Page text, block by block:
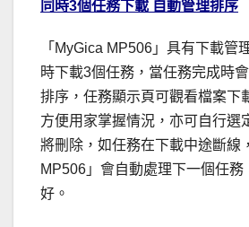
同時3個任務下載 自動管理排序
「MyGica MP506」具有下載管
時下載3個任務，當任務完成時
排序，任務顯示頁可觀看檔案下
方便用家掌握情況，亦可自行選
將刪除，如任務在下載中途斷線
MP506」會自動處理下一個任務
好。